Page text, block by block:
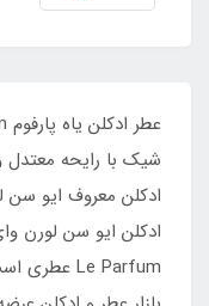
شیک با رایحه
ادکلن معروف ایو سن